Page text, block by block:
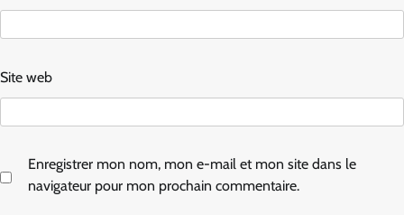
Site web
Enregistrer mon nom, mon e-mail et mon site dans le
navigateur pour mon prochain commentaire.